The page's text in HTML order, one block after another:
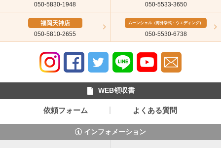
050-5830-1948
050-5533-3650
福岡天神店
050-5810-2655
ムーンシェル（海外挙式・ウエディング）
050-5530-6738
WEB領収書
依頼フォーム よくある質問
インフォメーション